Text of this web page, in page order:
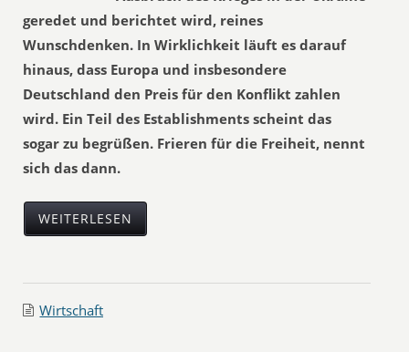
geredet und berichtet wird, reines
Wunschdenken. In Wirklichkeit läuft es darauf
hinaus, dass Europa und insbesondere
Deutschland den Preis für den Konflikt zahlen
wird. Ein Teil des Establishments scheint das
sogar zu begrüßen. Frieren für die Freiheit, nennt
sich das dann.
WEITERLESEN
Wirtschaft